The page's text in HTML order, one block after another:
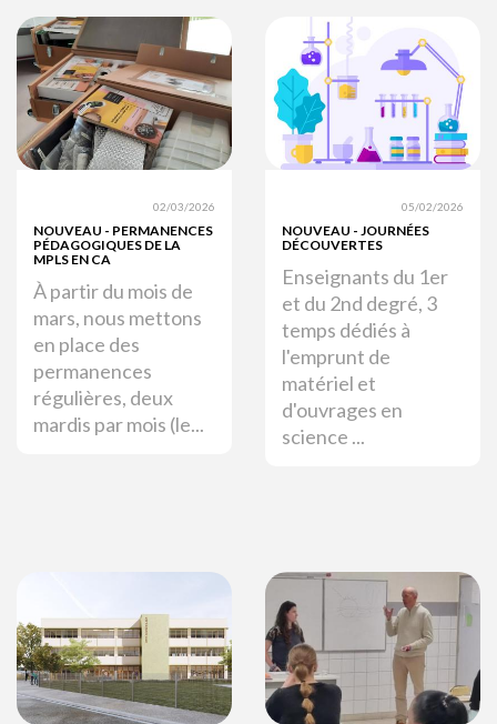
02/03/2026
NOUVEAU - PERMANENCES
PÉDAGOGIQUES DE LA
MPLS EN CA
À partir du mois de
mars, nous mettons
en place des
permanences
régulières, deux
mardis par mois (le...
05/02/2026
NOUVEAU - JOURNÉES
DÉCOUVERTES
Enseignants du 1er
et du 2nd degré, 3
temps dédiés à
l'emprunt de
matériel et
d'ouvrages en
science ...